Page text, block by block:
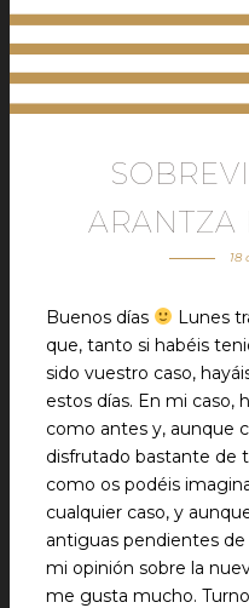
ARANTZA
18
Buenos días
Lunes
que, tanto si habéis
sido vuestro caso,
estos días. En mi caso,
como antes y, aunque
disfrutado bastante de
como os podéis
cualquier caso, y
antiguas pendientes
mi opinión sobre la
me gusta mucho.